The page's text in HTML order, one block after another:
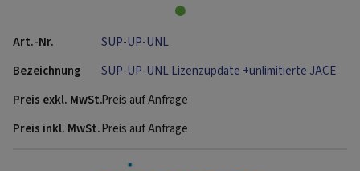
SUP-UP-UNL
SUP-UP-UNL Lizenzupdate +unlimitierte JACE
Preis auf Anfrage
Preis auf Anfrage